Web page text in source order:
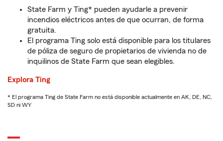
State Farm y Ting* pueden ayudarle a prevenir
incendios eléctricos antes de que ocurran, de forma
gratuita.
El programa Ting solo está disponible para los titulares
de póliza de seguro de propietarios de vivienda no de
inquilinos de State Farm que sean elegibles.
Explora Ting
* El programa Ting de State Farm no está disponible actualmente en AK, DE, NC,
SD ni WY